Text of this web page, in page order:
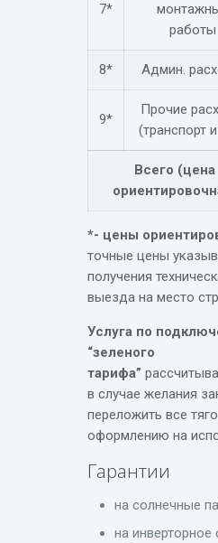
7*
работы
8* Админ.
9*
Прочие
(транспорт
Всего (цена
*- цены
точные цены
получения
выезда на место
Услуга по
“зеленого
тарифа”
в случае желания
переложить все
оформлению на
Гарантии
на солнечные
на